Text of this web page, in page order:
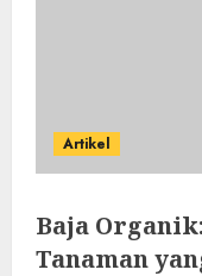
Artikel
Baja
Tanaman